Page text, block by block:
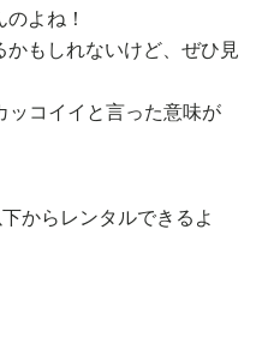
よね！
もしれないけど、ぜひ見
ッコイイと言った意味が
からレンタルできるよ